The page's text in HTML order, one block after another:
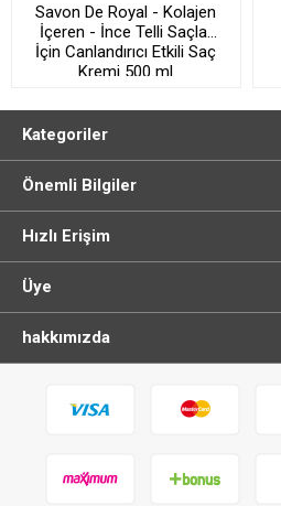
Savon De Royal - Kolajen
İçeren - İnce Telli Saçlar
İçin Canlandırıcı Etkili Saç
Kremi 500 ml
Kategoriler
Önemli Bilgiler
Hızlı Erişim
Üye
hakkımızda